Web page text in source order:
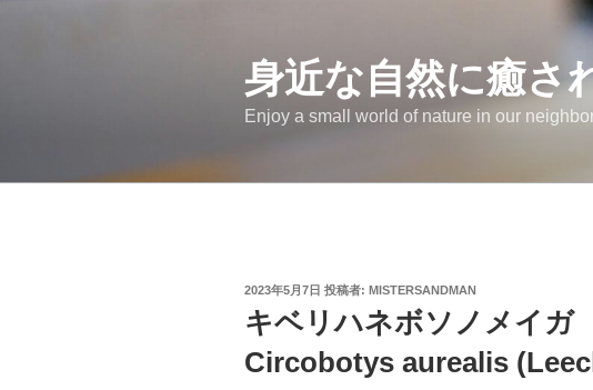
身近な自然に癒さ
Enjoy a small world of nature in our
投
日:
2023年5月7日 投稿者: MISTERSANDMAN
キベリハネボソノメイ
Circobotys aurealis